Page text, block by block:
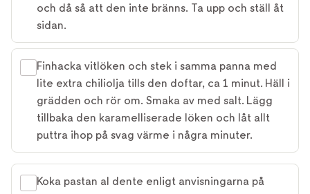
och då så att den inte bränns. Ta upp och ställ åt
sidan.
Finhacka vitlöken och stek i samma panna med
lite extra chiliolja tills den doftar, ca 1 minut. Häll i
grädden och rör om. Smaka av med salt. Lägg
tillbaka den karamelliserade löken och låt allt
puttra ihop på svag värme i några minuter.
Koka pastan al dente enligt anvisningarna på